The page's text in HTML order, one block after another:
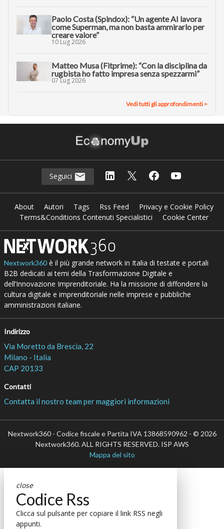
Paolo Costa (Spindox): “Un agente AI lavora
come Superman, ma non basta ammirarlo per
creare valore”
10 Lug 2026
Matteo Musa (Fitprime): “Con la disciplina da
rugbista ho fatto impresa senza spezzarmi”
07 Lug 2026
Vedi tutti gli approfondimenti >
Seguici
About Autori Tags Rss Feed
Privacy e Cookie Policy
Terms&Conditions Contenuti Specialistici
Cookie Center
Nextwork360è il più grande network in Italia di testate e portali
B2B dedicati ai temi della Trasformazione Digitale e
dell’Innovazione Imprenditoriale. Ha la missione di diffondere la
cultura digitale e imprenditoriale nelle imprese e pubbliche
amministrazioni italiane.
Indirizzo
Via Moretto da Brescia, 22
Milano - Italia
CAP 20133
Contatti
Contatta il nostro team per maggiori informazioni
Nextwork360 - Codice fiscale e Partita IVA 13868590962 - © 2026
Nextwork360. ALL RIGHTS RESERVED. ISP AWS
Mappa del sito
close
Codice Rss
Clicca sul pulsante per copiare il link RSS negli
appunti.